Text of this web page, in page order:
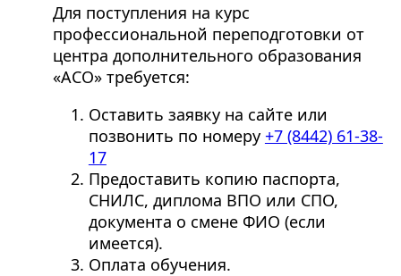
Для поступления на курс
профессиональной переподготовки от
центра дополнительного образования
«АСО» требуется:
Оставить заявку на сайте или
позвонить по номеру +7 (8442) 61-38-
17
Предоставить копию паспорта,
СНИЛС, диплома ВПО или СПО,
документа о смене ФИО (если
имеется).
Оплата обучения.